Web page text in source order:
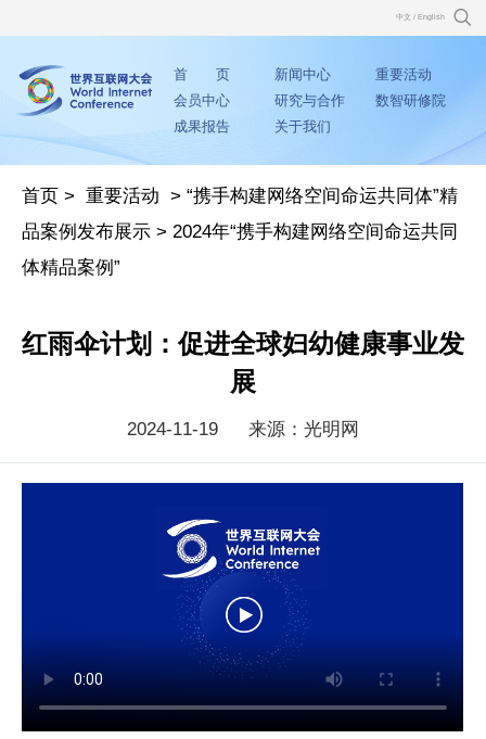
中文 / English
首 页 新闻中心
重要活动
会员中心
研究与合作
数智研修院
成果报告
关于我们
首页 > 重要活动 >“携手构建网络空间命运共同体”精
品案例发布展示 >2024年“携手构建网络空间命运共同
体精品案例”
红雨伞计划：促进全球妇幼健康事业发
展
2024-11-19 来源：光明网